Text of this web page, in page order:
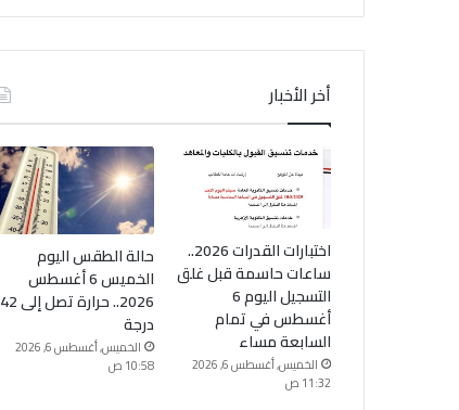
أخر الأخبار
اختبارات القدرات 2026..
ساعات حاسمة قبل غلق
التسجيل اليوم 6
أغسطس في تمام
السابعة مساء
الخميس, أغسطس 6, 2026
11:32 ص
حالة الطقس اليوم
الخميس 6 أغسطس
2026.. حرارة تصل إلى 42
درجة
الخميس, أغسطس 6, 2026
10:58 ص